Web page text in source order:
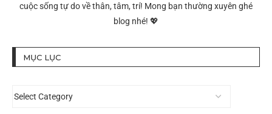
cuộc sống tự do về thân, tâm, trí! Mong bạn thường xuyên ghé
blog nhé! 💖
MỤC LỤC